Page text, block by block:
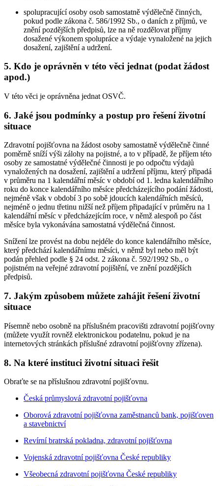
spolupracující osoby osob samostatně výdělečně činných,
pokud podle zákona č. 586/1992 Sb., o daních z příjmů, ve
znění pozdějších předpisů, lze na ně rozdělovat příjmy
dosažené výkonem spolupráce a výdaje vynaložené na jejich
dosažení, zajištění a udržení.
5. Kdo je oprávněn v této věci jednat (podat žádost
apod.)
V této věci je oprávněna jednat OSVČ.
6. Jaké jsou podmínky a postup pro řešení životní
situace
Zdravotní pojišťovna na žádost osoby samostatně výdělečně činné
poměrně sníží výši zálohy na pojistné, a to v případě, že příjem této
osoby ze samostatné výdělečné činnosti je po odpočtu výdajů
vynaložených na dosažení, zajištění a udržení příjmu, který připadá
v průměru na 1 kalendářní měsíc v období od 1. ledna kalendářního
roku do konce kalendářního měsíce předcházejícího podání žádosti,
nejméně však v období 3 po sobě jdoucích kalendářních měsíců,
nejméně o jednu třetinu nižší než příjem připadající v průměru na 1
kalendářní měsíc v předcházejícím roce, v němž alespoň po část
měsíce byla vykonávána samostatná výdělečná činnost.
Snížení lze provést na dobu nejdéle do konce kalendářního měsíce,
který předchází kalendářnímu měsíci, v němž byl nebo měl být
podán přehled podle § 24 odst. 2 zákona č. 592/1992 Sb., o
pojistném na veřejné zdravotní pojištění, ve znění pozdějších
předpisů.
7. Jakým způsobem můžete zahájit řešení životní
situace
Písemně nebo osobně na příslušném pracovišti zdravotní pojišťovny
(můžete využít rovněž elektronickou podatelnu, pokud je na
internetových stránkách příslušné zdravotní pojišťovny zřízena).
8. Na které instituci životní situaci řešit
Obraťte se na příslušnou zdravotní pojišťovnu.
Česká průmyslová zdravotní pojišťovna
Oborová zdravotní pojišťovna zaměstnanců bank, pojišťoven
a stavebnictví
Revírní bratrská pokladna, zdravotní pojišťovna
Vojenská zdravotní pojišťovna České republiky
Všeobecná zdravotní pojišťovna České republiky